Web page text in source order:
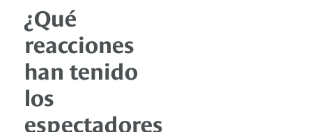
¿Qué
reacciones
han tenido
los
espectadores